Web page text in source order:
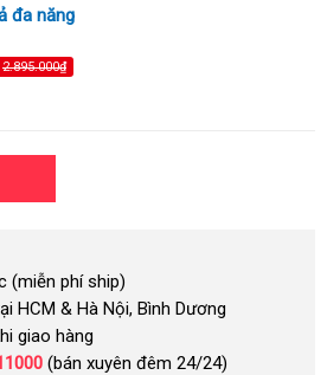
đa năng
2.895.000₫
(miễn phí ship)
HCM & Hà Nội, Bình Dương
giao hàng
(bán xuyên đêm 24/24)